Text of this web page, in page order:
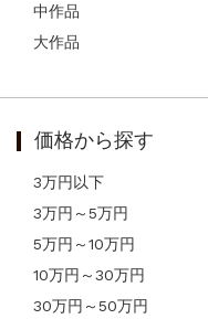
中作品
大作品
価格から探す
3万円以下
3万円～5万円
5万円～10万円
10万円～30万円
30万円～50万円